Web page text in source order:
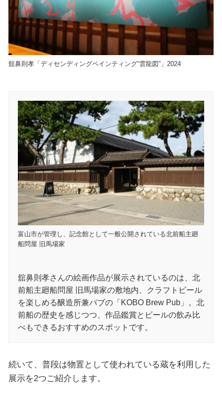
舘⿐則孝「ディセンディングペインティング“雲⿓図”」2024
富山市が管理し、記念館として一般公開されている北前船主廻
船問屋 旧馬場家
舘鼻則孝さんの絵画作品が展示されているのは、北
前船主廻船問屋 旧馬場家の敷地内、クラフトビール
を楽しめる醸造所兼パブの「KOBO Brew Pub」。北
前船の歴史を感じつつ、作品鑑賞とビールの飲み比
べもできるおすすめのスポットです。
続いて、普段は物置として使われている蔵を利用した
展示を2つご紹介します。